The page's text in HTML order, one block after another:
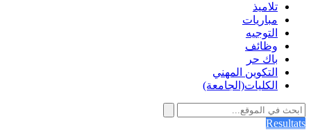
تلاميذ
مباريات
التوجيه
وظائف
باك حر
التكوين المهني
الكليات(الجامعة)
Resultats